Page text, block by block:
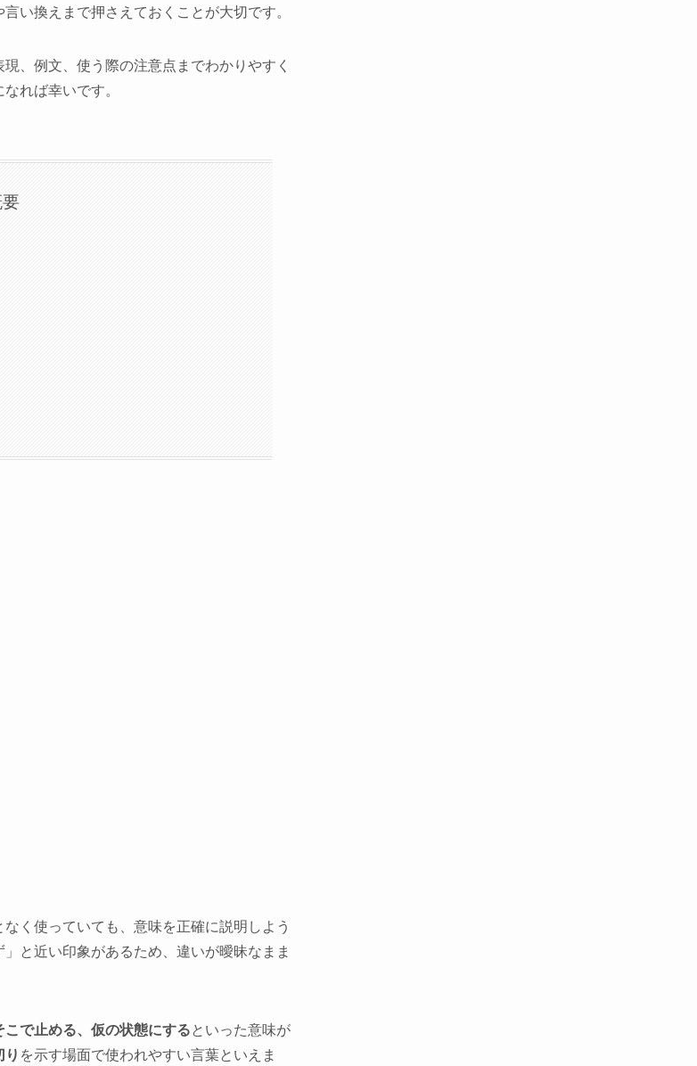
い換えまで押さえておくことが大切です。
、例文、使う際の注意点までわかりやすく
れば幸いです。
く使っていても、意味を正確に説明しよう
と近い印象があるため、違いが曖昧なまま
で止める、仮の状態にするといった意味が
を示す場面で使われやすい言葉といえま